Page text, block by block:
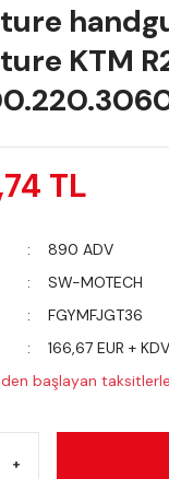
KTM
TL
890 ADV
SW-MOTECH
FGYMFJGT36
166,67 EUR + KDV
başlayan